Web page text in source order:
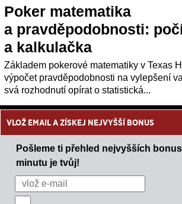
Poker matematika
a pravděpodobnosti:
a kalkulačka
Základem pokerové matematiky v Texas
výpočet pravděpodobnosti na vylepšení
svá rozhodnutí opírat o statistická...
VLOŽ EMAIL A ZÍSKEJ NEJVYŠŠÍ BONUS
Pošleme ti přehled nejvyšších
minutu je tvůj!